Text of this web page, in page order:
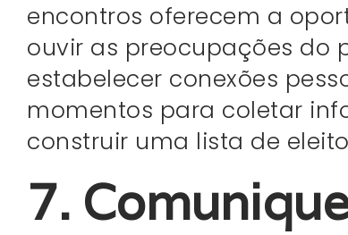
encontros oferecem a
ouvir as preocupações do
estabelecer conexões
momentos para coletar
construir uma lista de
7.